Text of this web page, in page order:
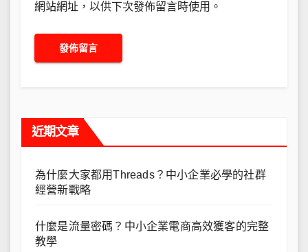
網站網址，以供下次發佈留言時使用。
近期文章
為什麼大家都用Threads？中小企業必學的社群
經營新戰略
什麼是流量密碼？中小企業電商高效獲客的完整
教學